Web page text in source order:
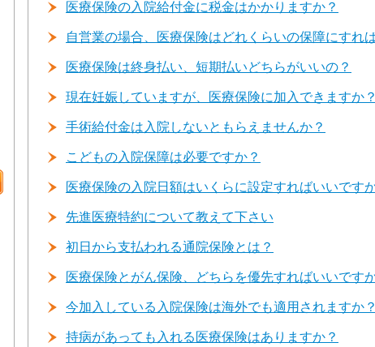
医療保険の入院給付金に税金はかかりますか？
自営業の場合、医療保険はどれくらいの保障にすれ
医療保険は終身払い、短期払いどちらがいいの？
現在妊娠していますが、医療保険に加入できますか？
手術給付金は入院しないともらえませんか？
こどもの入院保障は必要ですか？
医療保険の入院日額はいくらに設定すればいいです
先進医療特約について教えて下さい
初日から支払われる通院保険とは？
医療保険とがん保険、どちらを優先すればいいです
今加入している入院保険は海外でも適用されますか？
持病があっても入れる医療保険はありますか？